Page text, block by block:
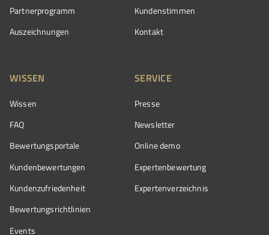
Partnerprogramm
Auszeichnungen
Kundenstimmen
Kontakt
WISSEN
Wissen
FAQ
Bewertungsportale
Kundenbewertungen
Kundenzufriedenheit
Bewertungs­richtlinien
Events
SERVICE
Presse
Newsletter
Online demo
Expertenbewertung
Expertenverzeichnis